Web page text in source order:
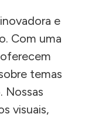
e
Com uma
temas
Nossas
visuais,